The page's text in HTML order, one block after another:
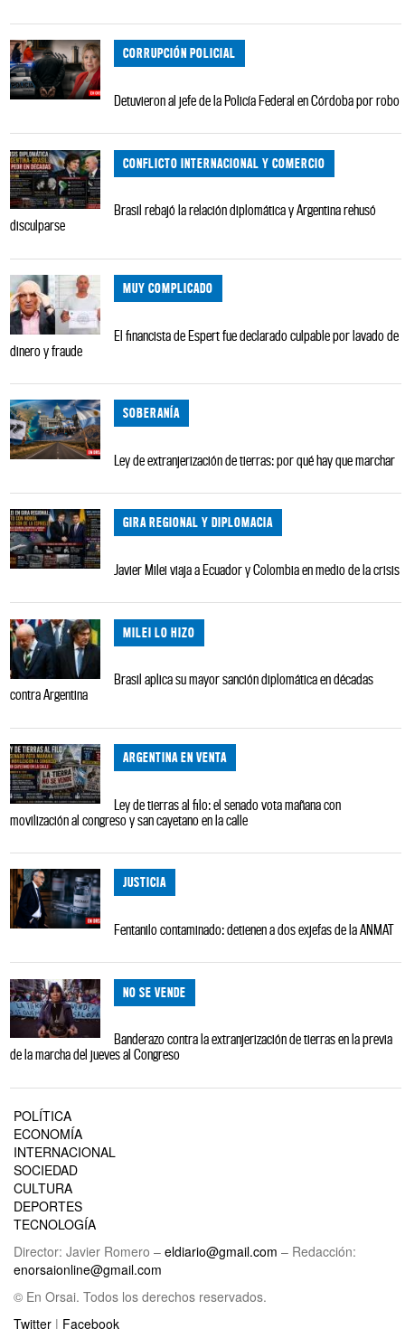
CORRUPCIÓN POLICIAL
Detuvieron al jefe de la Policía Federal en Córdoba por robo
CONFLICTO INTERNACIONAL Y COMERCIO
Brasil rebajó la relación diplomática y Argentina rehusó
disculparse
MUY COMPLICADO
El financista de Espert fue declarado culpable por lavado de
dinero y fraude
SOBERANÍA
Ley de extranjerización de tierras: por qué hay que marchar
GIRA REGIONAL Y DIPLOMACIA
Javier Milei viaja a Ecuador y Colombia en medio de la crisis
MILEI LO HIZO
Brasil aplica su mayor sanción diplomática en décadas
contra Argentina
ARGENTINA EN VENTA
Ley de tierras al filo: el senado vota mañana con
movilización al congreso y san cayetano en la calle
JUSTICIA
Fentanilo contaminado: detienen a dos exjefas de la ANMAT
NO SE VENDE
Banderazo contra la extranjerización de tierras en la previa
de la marcha del jueves al Congreso
POLÍTICA
ECONOMÍA
INTERNACIONAL
SOCIEDAD
CULTURA
DEPORTES
TECNOLOGÍA
Director: Javier Romero – eldiario@gmail.com – Redacción:
enorsaionline@gmail.com
© En Orsai. Todos los derechos reservados.
Twitter | Facebook